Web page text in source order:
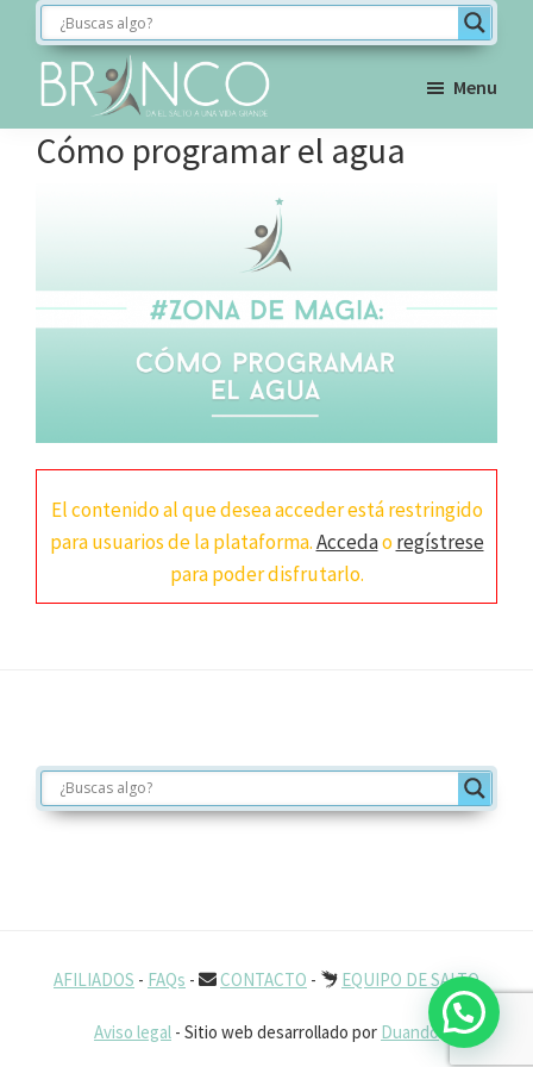
Saltar
navegación
principal
Saltar
contenido
Saltar
página
BRINCO
FORMACIÓN
Menu
Cómo programar el agua
El contenido al que desea acceder está restringido
para usuarios de la plataforma.Accedaoregístrese
para poder disfrutarlo.
Footer
AFILIADOS - FAQs - CONTACTO - EQUIPO DE SALTO
Aviso legal - Sitio web desarrollado por Duando